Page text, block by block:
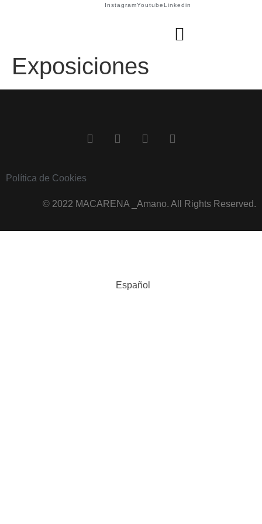
InstagramYoutubeLinkedin
Exposiciones
Política de Cookies
© 2022 MACARENA _Amano. All Rights Reserved.
Español